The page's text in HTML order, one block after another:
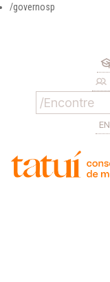
/governosp
EN